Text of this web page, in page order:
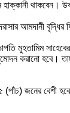
থাকবেন।
আমদানী
করানো হবে।
জনের বেশী হবে